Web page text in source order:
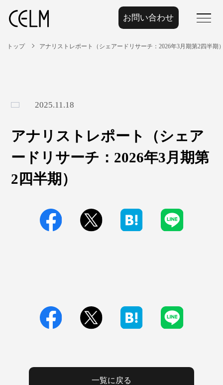
お問い合わせ
トップ アナリストレポート（シェアードリサーチ：2026年3月期第2四半期
2025.11.18
アナリストレポート（シェア
ードリサーチ：2026年3月期第
2四半期）
一覧に戻る